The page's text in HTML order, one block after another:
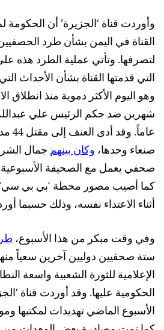
وأوردت قناة ‘الجزيرة’ أن
القناة في اليمن بشأن طرد
لتصرفها. وتأتي عملية الطرد هذه
التي قدمتها القناة بشأن الأحداث
وهو اليوم الأكثر دموية منذ انطلاق
صنعاء وحدها، وكان بينهم جمال
صحفي يعمل مع الصحيفة الأسبوعية
كما أصيب مصور محطة ‘بي بي
أثناء الاعتداء نفسه، وذلك حسبما
وفي وقت مبكر من هذا الأسبوع،
ستة صحفيين دوليين آخرين سعياً منها
الإعلامية للثورة الشعبية واسعة
الحكومية عليها. وقد أوردت قناة
الأسبوع الماضي تهديدات لمكتبها